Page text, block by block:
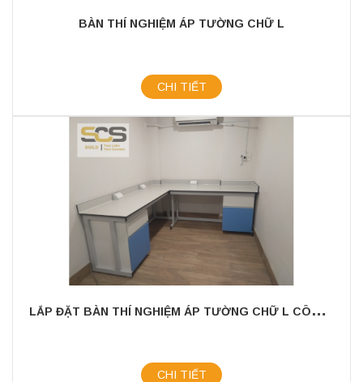
BÀN THÍ NGHIỆM ÁP TƯỜNG CHỮ L
CHI TIẾT
L
ẮP ĐẶT BÀN THÍ NGHIỆM ÁP TƯỜNG CHỮ L CÔNG TY MỸ PHẨM – TÂN BÌNH ( HCM )
CHI TIẾT